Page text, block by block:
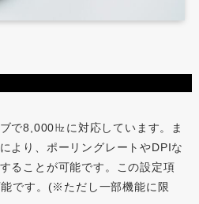
で8,000㎐に対応しています。ま
より、ポーリングレートやDPIな
ることが可能です。この設定項
です。(※ただし一部機能に限